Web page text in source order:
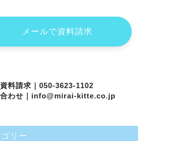
メールで資料請求
料請求｜050-3623-1102
わせ｜ info@mirai-kitte.co.jp
リー